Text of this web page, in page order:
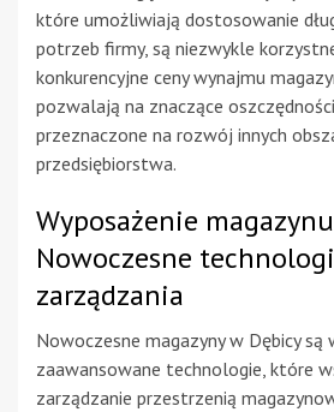
które umożliwiają dostosowanie
potrzeb firmy, są niezwykle
konkurencyjne ceny wynajmu
pozwalają na znaczące
przeznaczone na rozwój innych
przedsiębiorstwa.
Wyposażenie
Nowoczesne
zarządzania
Nowoczesne magazyny w Dębicy są
zaawansowane technologie, które
zarządzanie przestrzenią